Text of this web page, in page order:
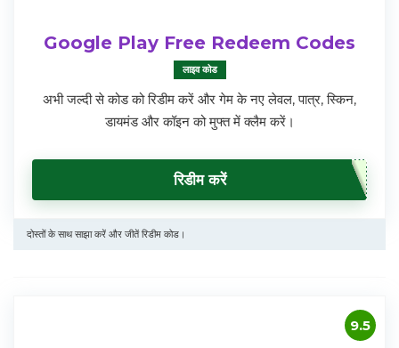
Google Play Free Redeem Codes
लाइव कोड
अभी जल्दी से कोड को रिडीम करें और गेम के नए लेवल, पात्र, स्किन,
डायमंड और कॉइन को मुफ्त में क्लैम करें।
रिडीम करें
दोस्तों के साथ साझा करें और जीतें रिडीम कोड।
9.5